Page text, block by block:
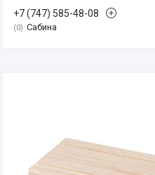
+7 (747) 585-48-08
0 Сабина